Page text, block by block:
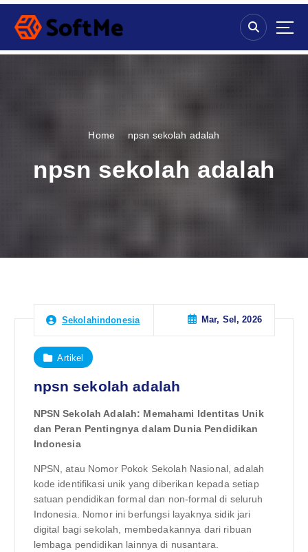
S
p
Home npsn sekolah adalah
npsn sekolah adalah
Sekolahindonesia Mar, Sel, 2026
Artikel
npsn sekolah adalah
NPSN Sekolah Adalah: Memahami Identitas Unik
dan Peran Pentingnya dalam Dunia Pendidikan
Indonesia
NPSN, atau Nomor Pokok Sekolah Nasional, adalah
kode identifikasi unik yang diberikan kepada setiap
satuan pendidikan formal dan non-formal di seluruh
Indonesia. Nomor ini berfungsi layaknya sidik jari
digital bagi sekolah, membedakannya dari ribuan
lembaga pendidikan lainnya di nusantara.